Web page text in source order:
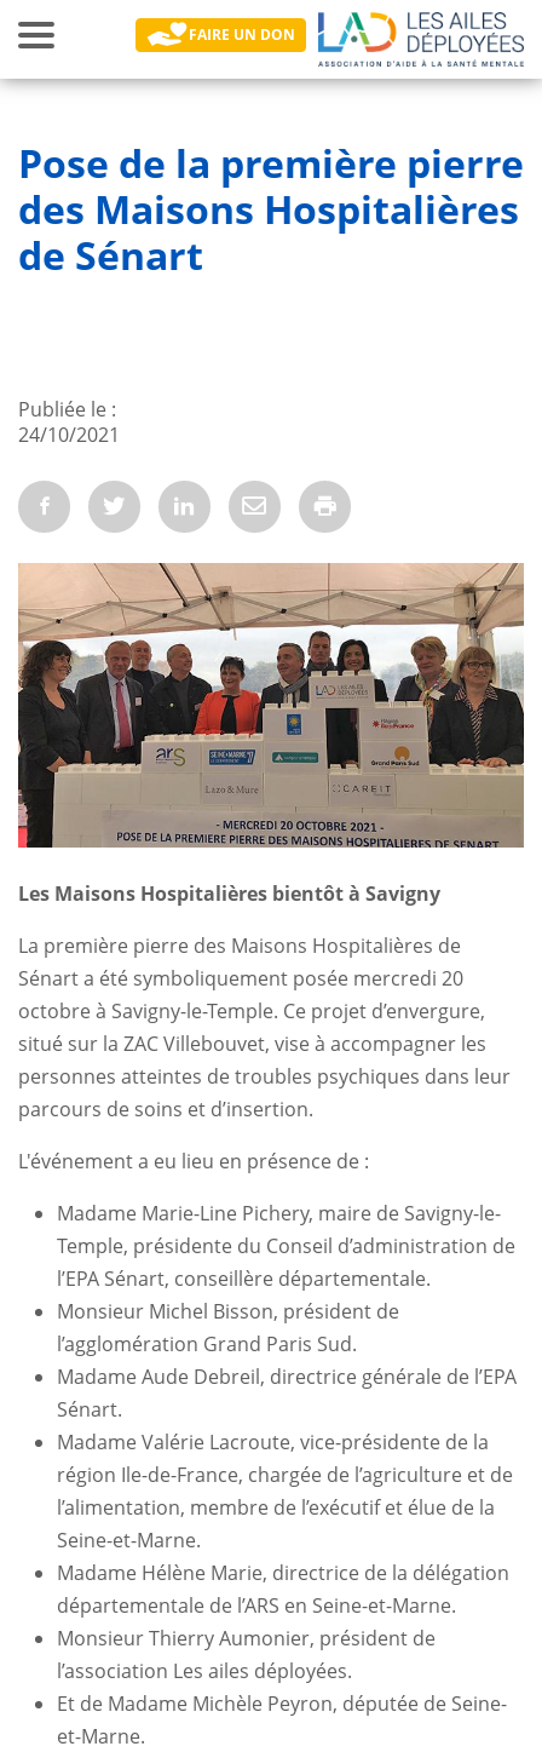
FAIRE UN DON
Toggle
navigation
Pose de la première pierre
des Maisons Hospitalières
de Sénart
Publiée le
24/10/2021
Les Maisons Hospitalières bientôt à Savigny
La première pierre des Maisons Hospitalières de
Sénart a été symboliquement posée mercredi 20
octobre à Savigny-le-Temple. Ce projet d’envergure,
situé sur la ZAC Villebouvet, vise à accompagner les
personnes atteintes de troubles psychiques dans leur
parcours de soins et d’insertion.
L'événement a eu lieu en présence de :
Madame Marie-Line Pichery, maire de Savigny-le-
Temple, présidente du Conseil d’administration de
l’EPA Sénart, conseillère départementale.
Monsieur Michel Bisson, président de
l’agglomération Grand Paris Sud.
Madame Aude Debreil, directrice générale de l’EPA
Sénart.
Madame Valérie Lacroute, vice-présidente de la
région Ile-de-France, chargée de l’agriculture et de
l’alimentation, membre de l’exécutif et élue de la
Seine-et-Marne.
Madame Hélène Marie, directrice de la délégation
départementale de l’ARS en Seine-et-Marne.
Monsieur Thierry Aumonier, président de
l’association Les ailes déployées.
Et de Madame Michèle Peyron, députée de Seine-
et-Marne.